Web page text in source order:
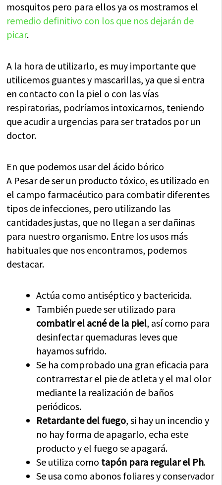
mosquitos pero para ellos ya os mostramos el
remedio definitivo con los que nos dejarán de
picar.
A la hora de utilizarlo, es muy importante que
utilicemos guantes y mascarillas, ya que si entra
en contacto con la piel o con las vías
respiratorias, podríamos intoxicarnos, teniendo
que acudir a urgencias para ser tratados por un
doctor.
En que podemos usar del ácido bórico
A Pesar de ser un producto tóxico, es utilizado en
el campo farmacéutico para combatir diferentes
tipos de infecciones, pero utilizando las
cantidades justas, que no llegan a ser dañinas
para nuestro organismo. Entre los usos más
habituales que nos encontramos, podemos
destacar.
Actúa como antiséptico y bactericida.
También puede ser utilizado para
combatir el acné de la piel, así como para
desinfectar quemaduras leves que
hayamos sufrido.
Se ha comprobado una gran eficacia para
contrarrestar el pie de atleta y el mal olor
mediante la realización de baños
periódicos.
Retardante del fuego, si hay un incendio y
no hay forma de apagarlo, echa este
producto y el fuego se apagará.
Se utiliza como tapón para regular el Ph.
Se usa como abonos foliares y conservador